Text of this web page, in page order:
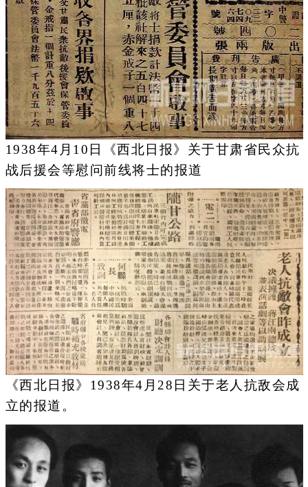
1938年4月10日《西北日报》关于甘肃省民众抗
战后援会等慰问前线将士的报道
《西北日报》1938年4月28日关于老人抗敌会成
立的报道。